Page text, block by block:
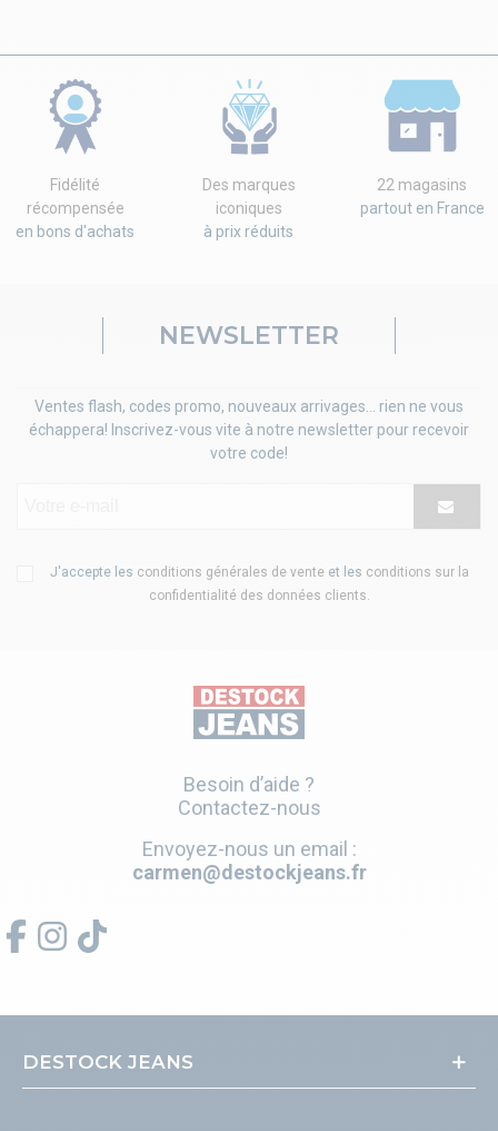
Fidélité
récompensée
en bons d'achats
Des marques
iconiques
à prix réduits
22 magasins
partout en France
NEWSLETTER
Ventes flash, codes promo, nouveaux arrivages... rien ne vous
échappera! Inscrivez-vous vite à notre newsletter pour recevoir
votre code!
J'accepte les conditions générales de vente et les conditions sur la
confidentialité des données clients
Besoin d’aide ?
Contactez-nous
Envoyez-nous un email :
carmen@destockjeans.fr
DESTOCK JEANS